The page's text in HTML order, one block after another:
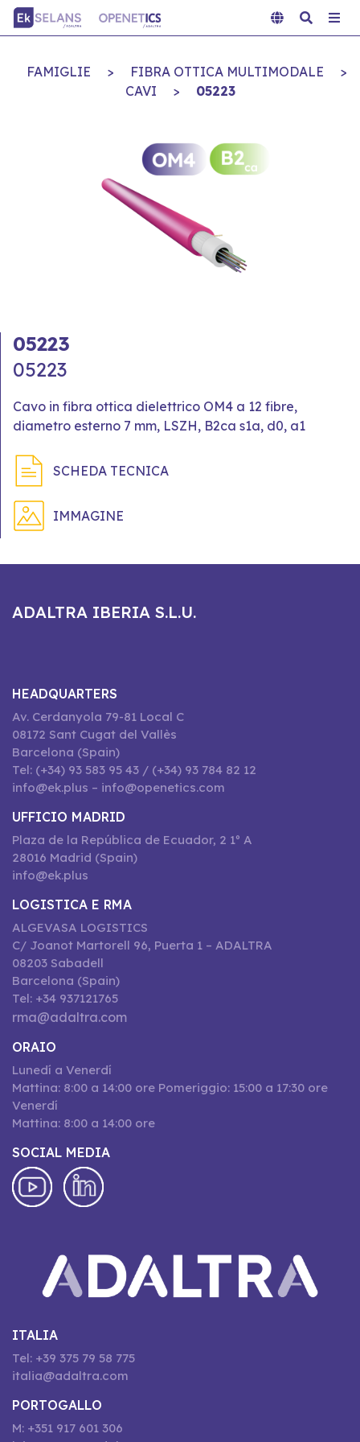
FAMIGLIE > FIBRA OTTICA MULTIMODALE
>
CAVI
> 05223
05223
05223
Cavo in fibra ottica dielettrico OM4 a 12 fibre,
diametro esterno 7 mm, LSZH, B2ca s1a, d0, a1
SCHEDA TECNICA
IMMAGINE
ADALTRA IBERIA S.L.U.
HEADQUARTERS
Av. Cerdanyola 79-81 Local C
08172 Sant Cugat del Vallès
Barcelona (Spain)
Tel: (+34) 93 583 95 43 / (+34) 93 784 82 12
info@ek.plus – info@openetics.com
UFFICIO MADRID
Plaza de la República de Ecuador, 2 1º A
28016 Madrid (Spain)
info@ek.plus
LOGISTICA E RMA
ALGEVASA LOGISTICS
C/ Joanot Martorell 96, Puerta 1 – ADALTRA
08203 Sabadell
Barcelona (Spain)
Tel: +34 937121765
rma@adaltra.com
ORAIO
Lunedí a Venerdí
Mattina: 8:00 a 14:00 ore Pomeriggio: 15:00 a 17:30 ore
Venerdí
Mattina: 8:00 a 14:00 ore
SOCIAL MEDIA
ITALIA
Tel: +39 375 79 58 775
italia@adaltra.com
PORTOGALLO
M: +351 917 601 306